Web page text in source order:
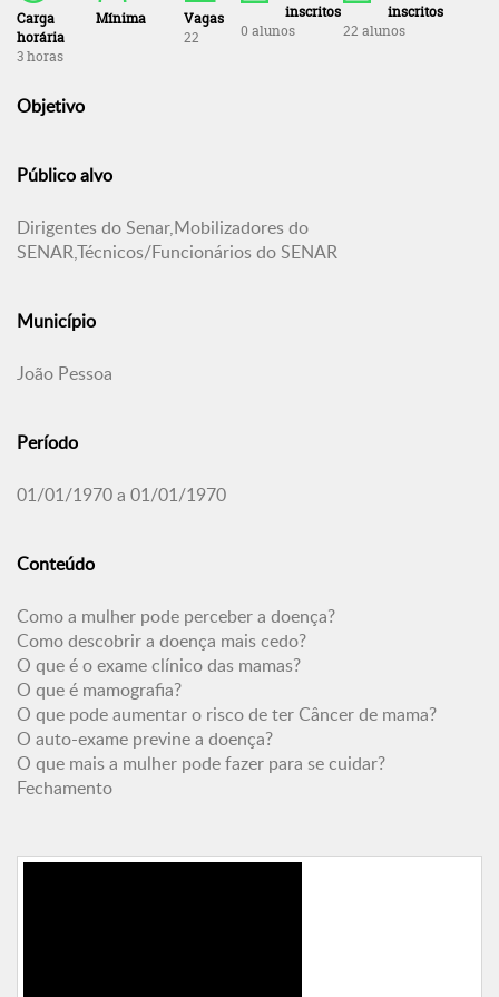
Carga
horária
3 horas
Mínima
Vagas
22
inscritos
0 alunos
inscritos
22 alunos
Objetivo
Público alvo
Dirigentes do Senar,Mobilizadores do
SENAR,Técnicos/Funcionários do SENAR
Município
João Pessoa
Período
01/01/1970 a 01/01/1970
Conteúdo
Como a mulher pode perceber a doença?
Como descobrir a doença mais cedo?
O que é o exame clínico das mamas?
O que é mamografia?
O que pode aumentar o risco de ter Câncer de mama?
O auto-exame previne a doença?
O que mais a mulher pode fazer para se cuidar?
Fechamento